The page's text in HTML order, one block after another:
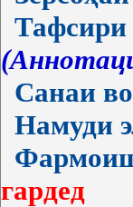
Тафсири
Санаи
Намуди
гардед